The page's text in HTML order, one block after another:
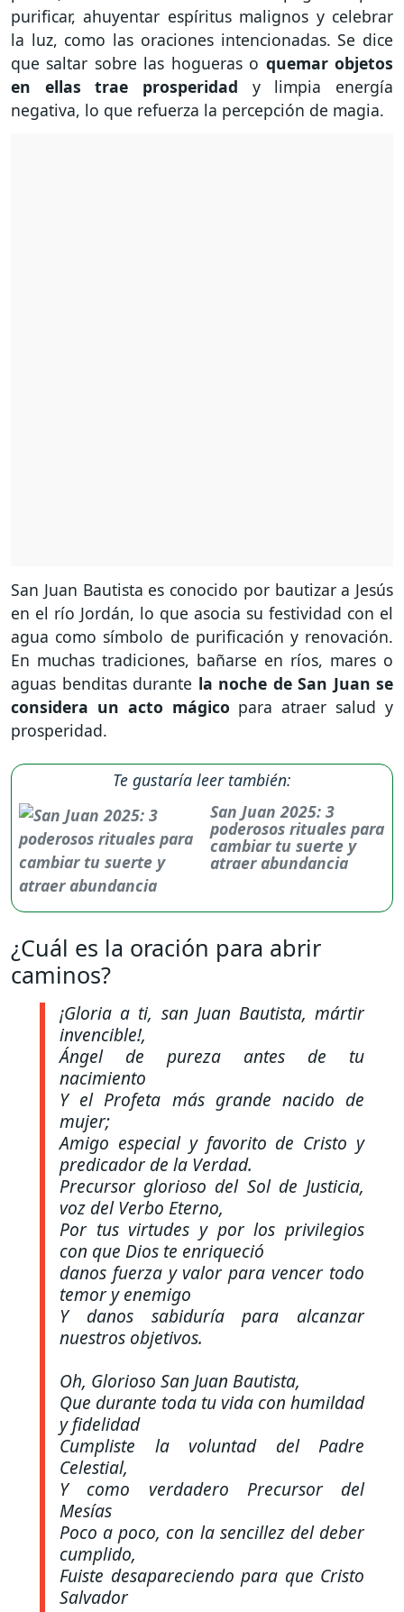
purificar, ahuyentar espíritus malignos y celebrar
la luz, como las oraciones intencionadas. Se dice
que saltar sobre las hogueras o quemar objetos
en ellas trae prosperidad y limpia energía
negativa, lo que refuerza la percepción de magia.
San Juan Bautista es conocido por bautizar a Jesús
en el río Jordán, lo que asocia su festividad con el
agua como símbolo de purificación y renovación.
En muchas tradiciones, bañarse en ríos, mares o
aguas benditas durante la noche de San Juan se
considera un acto mágico para atraer salud y
prosperidad.
Te gustaría leer también:
San Juan 2025: 3
poderosos rituales para
cambiar tu suerte y
atraer abundancia
¿Cuál es la oración para abrir
caminos?
¡Gloria a ti, san Juan Bautista, mártir
invencible!,
Ángel de pureza antes de tu
nacimiento
Y el Profeta más grande nacido de
mujer;
Amigo especial y favorito de Cristo y
predicador de la Verdad.
Precursor glorioso del Sol de Justicia,
voz del Verbo Eterno,
Por tus virtudes y por los privilegios
con que Dios te enriqueció
danos fuerza y valor para vencer todo
temor y enemigo
Y danos sabiduría para alcanzar
nuestros objetivos.
Oh, Glorioso San Juan Bautista,
Que durante toda tu vida con humildad
y fidelidad
Cumpliste la voluntad del Padre
Celestial,
Y como verdadero Precursor del
Mesías
Poco a poco, con la sencillez del deber
cumplido,
Fuiste desapareciendo para que Cristo
Salvador